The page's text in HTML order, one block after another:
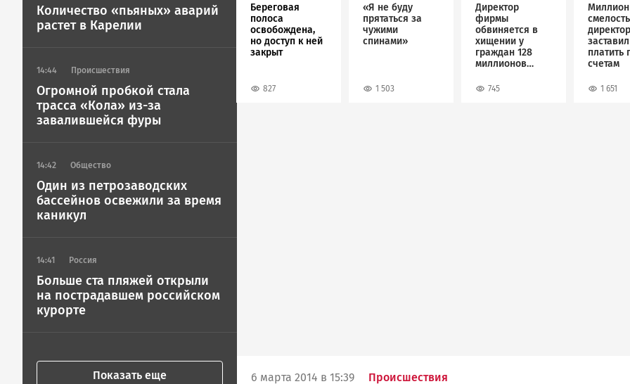
Количество «пьяных» аварий
растет в Карелии
14:44 Происшествия
Огромной пробкой стала
трасса «Кола» из-за
завалившейся фуры
14:42 Общество
Один из петрозаводских
бассейнов освежили за время
каникул
14:41 Россия
Больше ста пляжей открыли
на пострадавшем российском
курорте
Показать еще
Береговая
полоса
освобождена,
но доступ к ней
закрыт
827
«Я не буду
прятаться за
чужими
спинами»
1 503
Директор
фирмы
обвиняется в
хищении у
граждан 128
миллионов
745
платить
счетам
1 651
6 марта 2014 в 15:39 Происшествия